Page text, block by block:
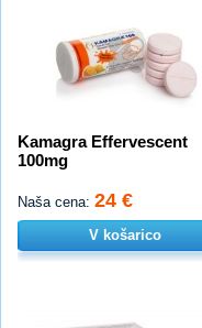
Kamagra Effervescent
100mg
Naša cena: 24 €
V košarico